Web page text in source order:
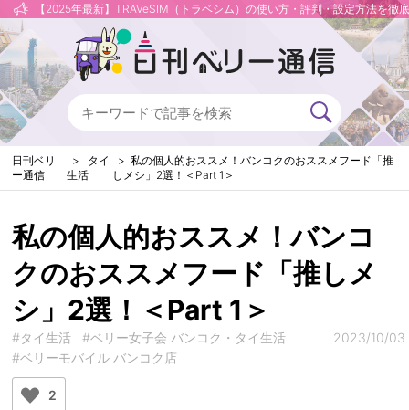
【2025年最新】TRAVeSIM（トラベシム）の使い方・評判・設定方法を徹
日刊ベリ
ー通信
タイ
生活
私の個人的おススメ！バンコクのおススメフード「推
しメシ」2選！＜Part 1＞
私の個人的おススメ！バンコ
クのおススメフード「推しメ
シ」2選！＜Part 1＞
#タイ生活
#ベリー女子会 バンコク・タイ生活
#ベリーモバイル バンコク店
2023/10/03
2